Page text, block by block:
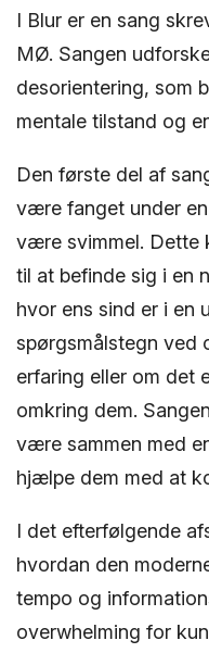
I Blur er en sang
MØ. Sangen
desorientering, som
mentale tilstand og
Den første del af
være fanget under
være svimmel. Dette
til at befinde sig i en
hvor ens sind er i en
spørgsmålstegn ved
erfaring eller om det
omkring dem.
være sammen med
hjælpe dem med at
I det efterfølgende
hvordan den
tempo og
overwhelming for